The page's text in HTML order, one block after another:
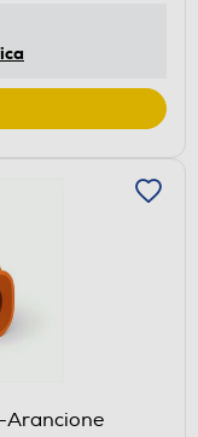
Arancione